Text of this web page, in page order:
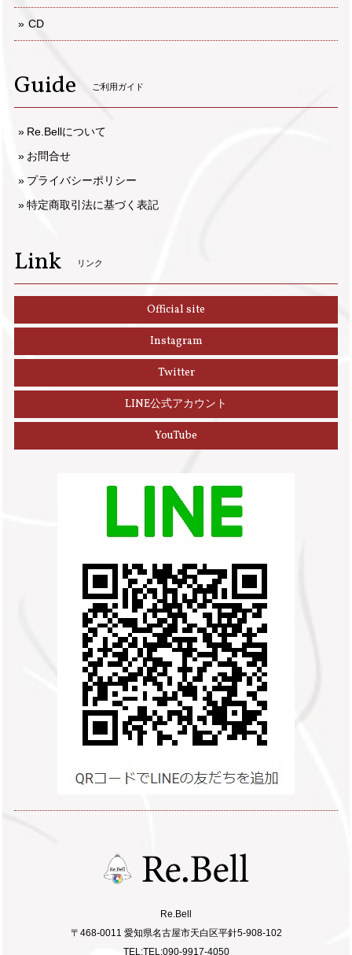
CD
Guide ご利用ガイド
Re.Bellについて
お問合せ
プライバシーポリシー
特定商取引法に基づく表記
Link リンク
Official site
Instagram
Twitter
LINE公式アカウント
YouTube
Re.Bell
〒468-0011 愛知県名古屋市天白区平針5-908-102
TEL:TEL:090-9917-4050